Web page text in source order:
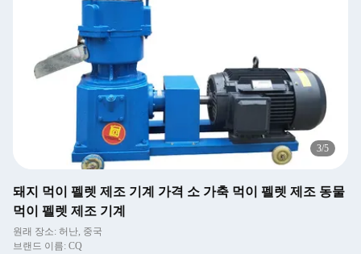
3/5
돼지 먹이 펠렛 제조 기계 가격 소 가축 먹이 펠렛 제조 동물
먹이 펠렛 제조 기계
원래 장소: 허난, 중국
브랜드 이름: CQ